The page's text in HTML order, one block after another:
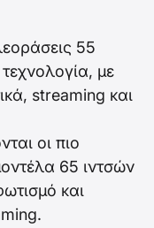
55
με
streaming και
οι πιο
65 ιντσών
και